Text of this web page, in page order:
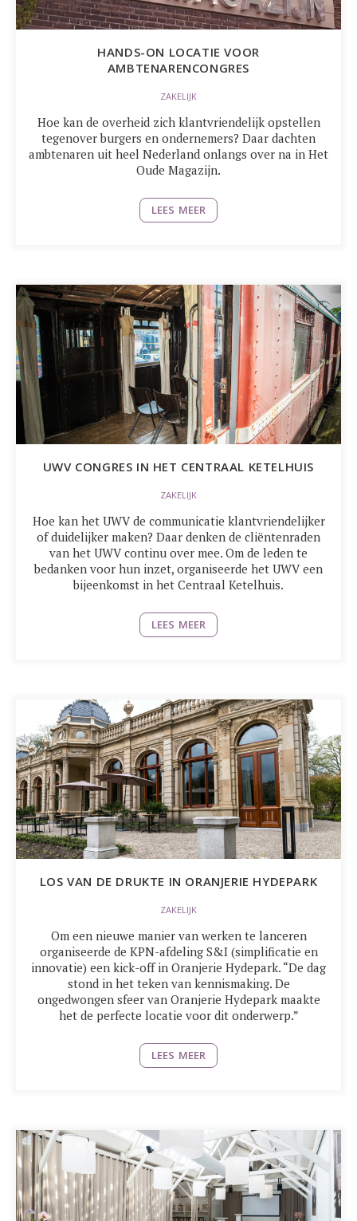
HANDS-ON LOCATIE VOOR
AMBTENARENCONGRES
ZAKELIJK
Hoe kan de overheid zich klantvriendelijk opstellen
tegenover burgers en ondernemers? Daar dachten
ambtenaren uit heel Nederland onlangs over na in Het
Oude Magazijn.
LEES MEER
UWV CONGRES IN HET CENTRAAL KETELHUIS
ZAKELIJK
Hoe kan het UWV de communicatie klantvriendelijker
of duidelijker maken? Daar denken de cliëntenraden
van het UWV continu over mee. Om de leden te
bedanken voor hun inzet, organiseerde het UWV een
bijeenkomst in het Centraal Ketelhuis.
LEES MEER
LOS VAN DE DRUKTE IN ORANJERIE HYDEPARK
ZAKELIJK
Om een nieuwe manier van werken te lanceren
organiseerde de KPN-afdeling S&I (simplificatie en
innovatie) een kick-off in Oranjerie Hydepark. “De dag
stond in het teken van kennismaking. De
ongedwongen sfeer van Oranjerie Hydepark maakte
het de perfecte locatie voor dit onderwerp.”
LEES MEER